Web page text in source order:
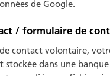
de Google.
/ formulaire de
contact volontaire,
stockée dans une